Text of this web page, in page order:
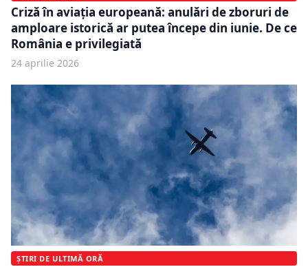
Criză în aviația europeană: anulări de zboruri de
amploare istorică ar putea începe din iunie. De ce
România e privilegiată
24 aprilie 2026
ȘTIRI DE ULTIMĂ ORĂ